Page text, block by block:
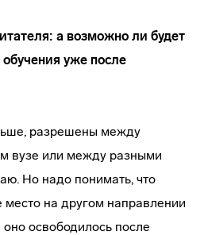
а возможно ли будет
уже после
разрешены между
вузе или между разными
Но надо понимать, что
на другом направлении
освободилось после